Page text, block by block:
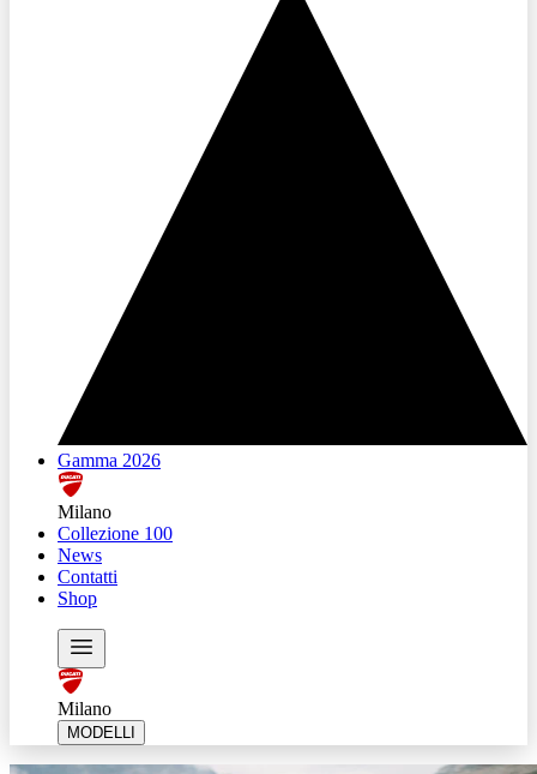
Gamma 2026
Milano
Collezione 100
News
Contatti
Shop
Milano
MODELLI